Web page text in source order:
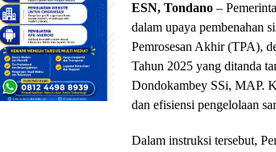
ESN, Tondano –
dalam upaya pembenahan
Pemrosesan Akhir (TPA),
Tahun 2025 yang ditanda
Dondokambey SSi, MAP.
dan efisiensi pengelolaan
Dalam instruksi tersebut,